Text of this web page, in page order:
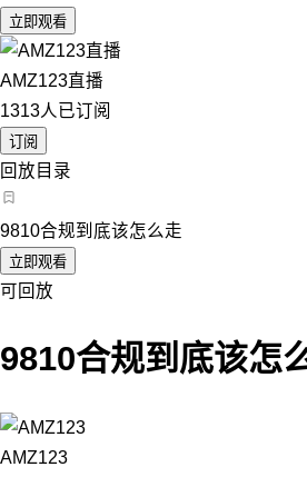
立即观看
AMZ123直播
1313人已订阅
订阅
回放目录
9810合规到底该怎么走
立即观看
可回放
9810合规到底该怎
AMZ123